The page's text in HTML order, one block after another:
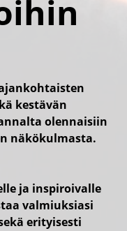
kestävän
olennaisiin
näkökulmasta.
ja inspiroivalle
valmiuksiasi
erityisesti